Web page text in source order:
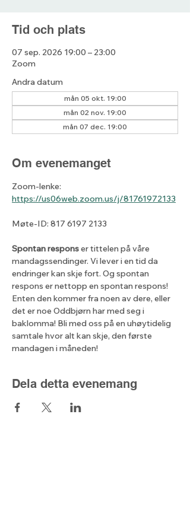
Tid och plats
07 sep. 2026 19:00 – 23:00
Zoom
Andra datum
mån 05 okt. 19:00
mån 02 nov. 19:00
mån 07 dec. 19:00
Om evenemanget
Zoom-lenke:
https://us06web.zoom.us/j/81761972133
Møte-ID: 817 6197 2133
Spontan respons er tittelen på våre
mandagssendinger. Vi lever i en tid da
endringer kan skje fort. Og spontan
respons er nettopp en spontan respons!
Enten den kommer fra noen av dere, eller
det er noe Oddbjørn har med seg i
baklomma! Bli med oss på en uhøytidelig
samtale hvor alt kan skje, den første
mandagen i måneden!
Dela detta evenemang